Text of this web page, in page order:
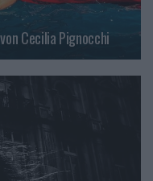
Cecilia Pignocchi